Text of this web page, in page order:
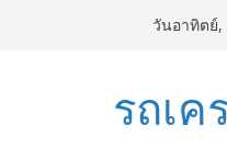
วันอาทิตย์,
รถเค